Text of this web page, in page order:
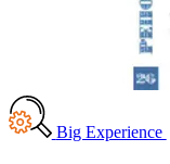
Big Experience